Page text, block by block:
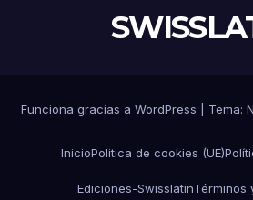
Funciona gracias a WordPress Tema:
InicioPolitica de cookies (UE)
Ediciones-SwisslatinTérminos